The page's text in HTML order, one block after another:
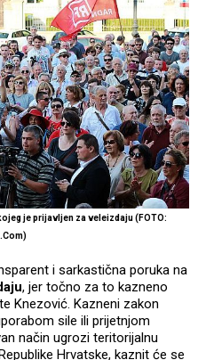
je prijavljen za veleizdaju (FOTO:
i sarkastična poruka na
, jer točno za to kazneno
Knezović. Kazneni zakon
sile ili prijetnjom
način ugrozi teritorijalnu
Hrvatske, kaznit će se